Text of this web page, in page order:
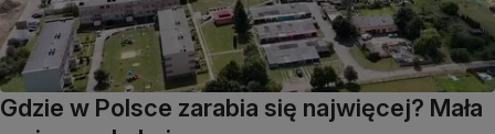
Gdzie w Polsce zarabia się najwięcej? Mała